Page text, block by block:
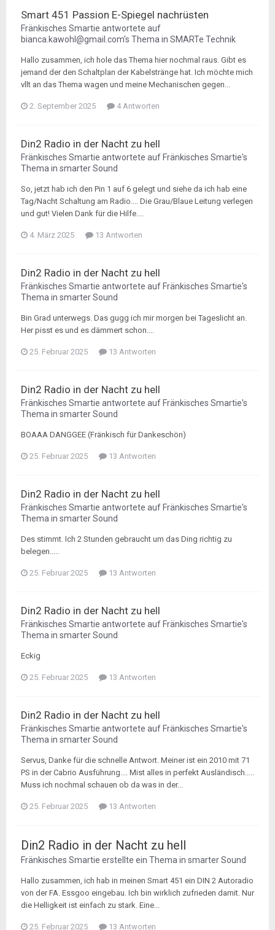
Smart 451 Passion E-Spiegel nachrüsten
Fränkisches Smartie antwortete auf
bianca.kawohl@gmail.com's Thema in SMARTe Technik
Hallo zusammen, ich hole das Thema hier nochmal raus. Gibt es
jemand der den Schaltplan der Kabelstränge hat. Ich möchte mich
vllt an das Thema wagen und meine Mechanischen gegen...
2. September 2025 4 Antworten
Din2 Radio in der Nacht zu hell
Fränkisches Smartie antwortete auf Fränkisches Smartie's
Thema in smarter Sound
So, jetzt hab ich den Pin 1 auf 6 gelegt und siehe da ich hab eine
Tag/Nacht Schaltung am Radio.... Die Grau/Blaue Leitung verlegen
und gut! Vielen Dank für die Hilfe....
4. März 2025 13 Antworten
Din2 Radio in der Nacht zu hell
Fränkisches Smartie antwortete auf Fränkisches Smartie's
Thema in smarter Sound
Bin Grad unterwegs. Das gugg ich mir morgen bei Tageslicht an.
Her pisst es und es dämmert schon....
25. Februar 2025 13 Antworten
Din2 Radio in der Nacht zu hell
Fränkisches Smartie antwortete auf Fränkisches Smartie's
Thema in smarter Sound
BOAAA DANGGEE (Fränkisch für Dankeschön)
25. Februar 2025 13 Antworten
Din2 Radio in der Nacht zu hell
Fränkisches Smartie antwortete auf Fränkisches Smartie's
Thema in smarter Sound
Des stimmt. Ich 2 Stunden gebraucht um das Ding richtig zu
belegen.....
25. Februar 2025 13 Antworten
Din2 Radio in der Nacht zu hell
Fränkisches Smartie antwortete auf Fränkisches Smartie's
Thema in smarter Sound
Eckig
25. Februar 2025 13 Antworten
Din2 Radio in der Nacht zu hell
Fränkisches Smartie antwortete auf Fränkisches Smartie's
Thema in smarter Sound
Servus, Danke für die schnelle Antwort. Meiner ist ein 2010 mit 71
PS in der Cabrio Ausführung.... Mist alles in perfekt Ausländisch.....
Muss ich nochmal schauen ob da was in der...
25. Februar 2025 13 Antworten
Din2 Radio in der Nacht zu hell
Fränkisches Smartie erstellte ein Thema in smarter Sound
Hallo zusammen, ich hab in meinen Smart 451 ein DIN 2 Autoradio
von der FA. Essgoo eingebau. Ich bin wirklich zufrieden damit. Nur
die Helligkeit ist einfach zu stark. Eine...
25. Februar 2025 13 Antworten